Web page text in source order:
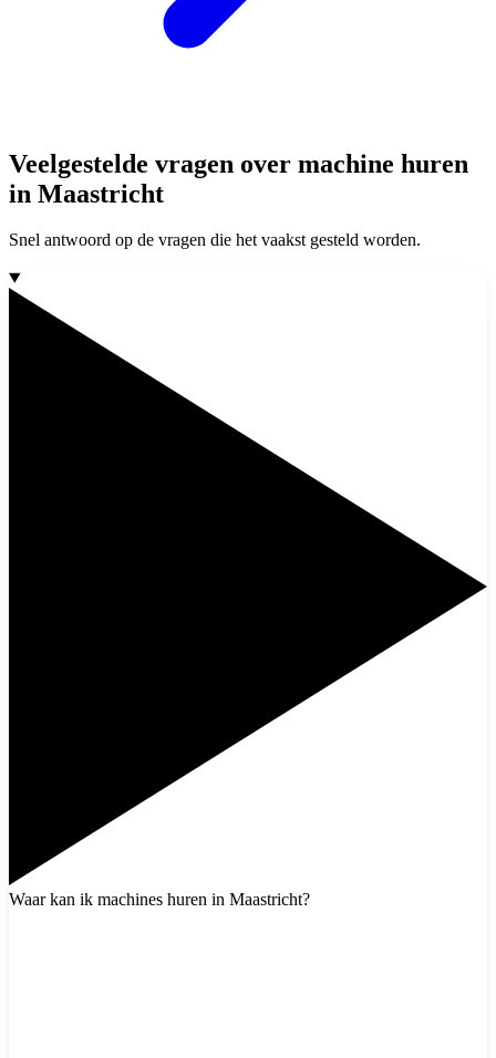
Veelgestelde vragen over machine huren
in Maastricht
Snel antwoord op de vragen die het vaakst gesteld worden.
Waar kan ik machines huren in Maastricht?